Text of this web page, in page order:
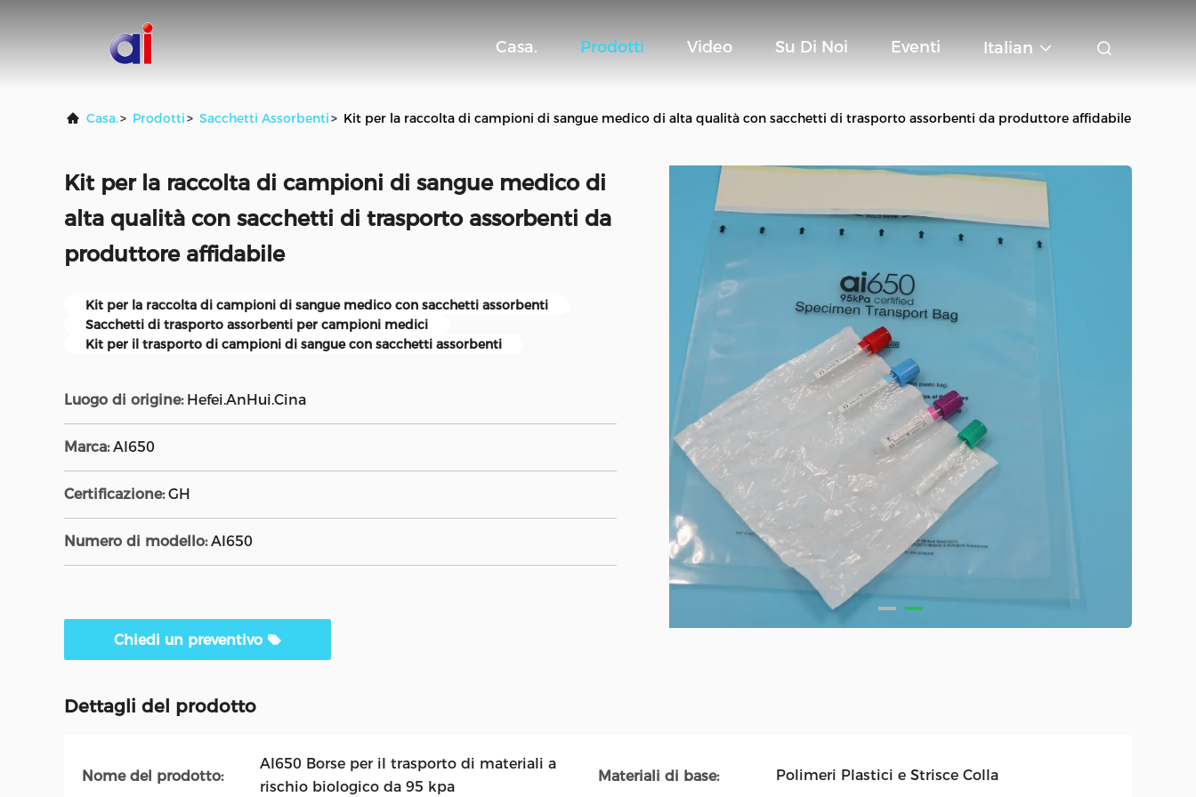
Casa. Prodotti Video Su Di Noi Eventi Italian
Casa.> Prodotti> Sacchetti Assorbenti> Kit per la raccolta di campioni di sangue medico di alta qualità con sacchetti di trasporto assorbenti da produttore affidabile
Kit per la raccolta di campioni di sangue medico di
alta qualità con sacchetti di trasporto assorbenti da
produttore affidabile
Kit per la raccolta di campioni di sangue medico con sacchetti assorbenti
Sacchetti di trasporto assorbenti per campioni medici
Kit per il trasporto di campioni di sangue con sacchetti assorbenti
Luogo di origine: Hefei.AnHui.Cina
Marca: AI650
Certificazione: GH
Numero di modello: AI650
Chiedi un preventivo
Dettagli del prodotto
Nome del prodotto:
AI650 Borse per il trasporto di materiali a
rischio biologico da 95 kpa
Materiali di base: Polimeri Plastici e Strisce Colla